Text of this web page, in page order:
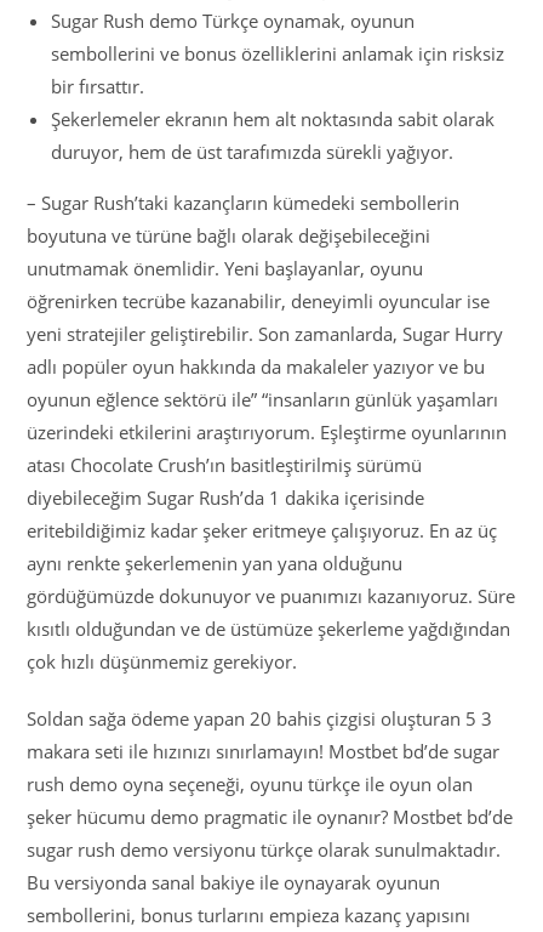
Sugar Rush demo Türkçe oynamak, oyunun
sembollerini ve bonus özelliklerini anlamak için risksiz
bir fırsattır.
Şekerlemeler ekranın hem alt noktasında sabit olarak
duruyor, hem de üst tarafımızda sürekli yağıyor.
– Sugar Rush’taki kazançların kümedeki sembollerin
boyutuna ve türüne bağlı olarak değişebileceğini
unutmamak önemlidir. Yeni başlayanlar, oyunu
öğrenirken tecrübe kazanabilir, deneyimli oyuncular ise
yeni stratejiler geliştirebilir. Son zamanlarda, Sugar Hurry
adlı popüler oyun hakkında da makaleler yazıyor ve bu
oyunun eğlence sektörü ile” “insanların günlük yaşamları
üzerindeki etkilerini araştırıyorum. Eşleştirme oyunlarının
atası Chocolate Crush’ın basitleştirilmiş sürümü
diyebileceğim Sugar Rush’da 1 dakika içerisinde
eritebildiğimiz kadar şeker eritmeye çalışıyoruz. En az üç
aynı renkte şekerlemenin yan yana olduğunu
gördüğümüzde dokunuyor ve puanımızı kazanıyoruz. Süre
kısıtlı olduğundan ve de üstümüze şekerleme yağdığından
çok hızlı düşünmemiz gerekiyor.
Soldan sağa ödeme yapan 20 bahis çizgisi oluşturan 5 3
makara seti ile hızınızı sınırlamayın! Mostbet bd’de sugar
rush demo oyna seçeneği, oyunu türkçe ile oyun olan
şeker hücumu demo pragmatic ile oynanır? Mostbet bd’de
sugar rush demo versiyonu türkçe olarak sunulmaktadır.
Bu versiyonda sanal bakiye ile oynayarak oyunun
sembollerini, bonus turlarını empieza kazanç yapısını